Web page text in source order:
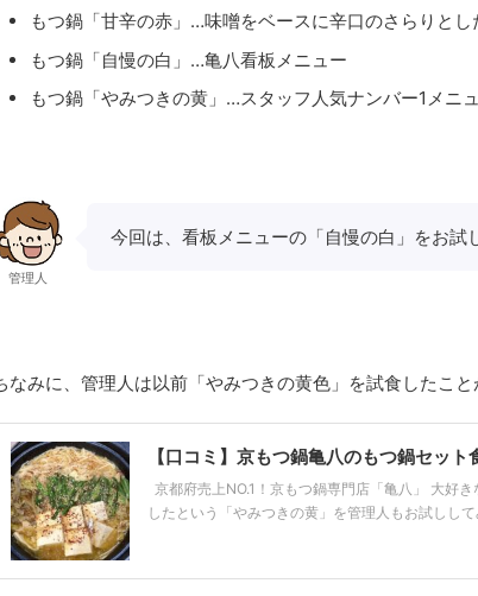
もつ鍋「甘辛の赤」…味噌をベースに辛口のさらりとし
もつ鍋「自慢の白」…亀八看板メニュー
もつ鍋「やみつきの黄」…スタッフ人気ナンバー1メニ
管理人
今回は、看板メニューの「自慢の白」をお試
なみに、管理人は以前「やみつきの黄色」を試食したこと
【口コミ】京もつ鍋亀八のもつ鍋セット
京都府売上NO.1！京もつ鍋専門店「亀八」 大好
したという「やみつきの黄」を管理人もお試しし